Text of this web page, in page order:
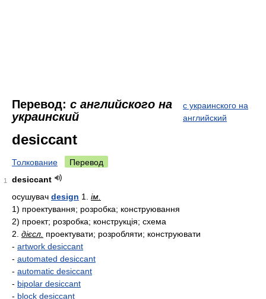
Перевод: с английского на
украинский
с украинского на
английский
desiccant
Толкование Перевод
1
desiccant
осушувач design 1. ім.
1) проектування; розробка; конструювання
2) проект; розробка; конструкція; схема
2. дієсл. проектувати; розробляти; конструювати
- artwork desiccant
- automated desiccant
- automatic desiccant
- bipolar desiccant
- block desiccant